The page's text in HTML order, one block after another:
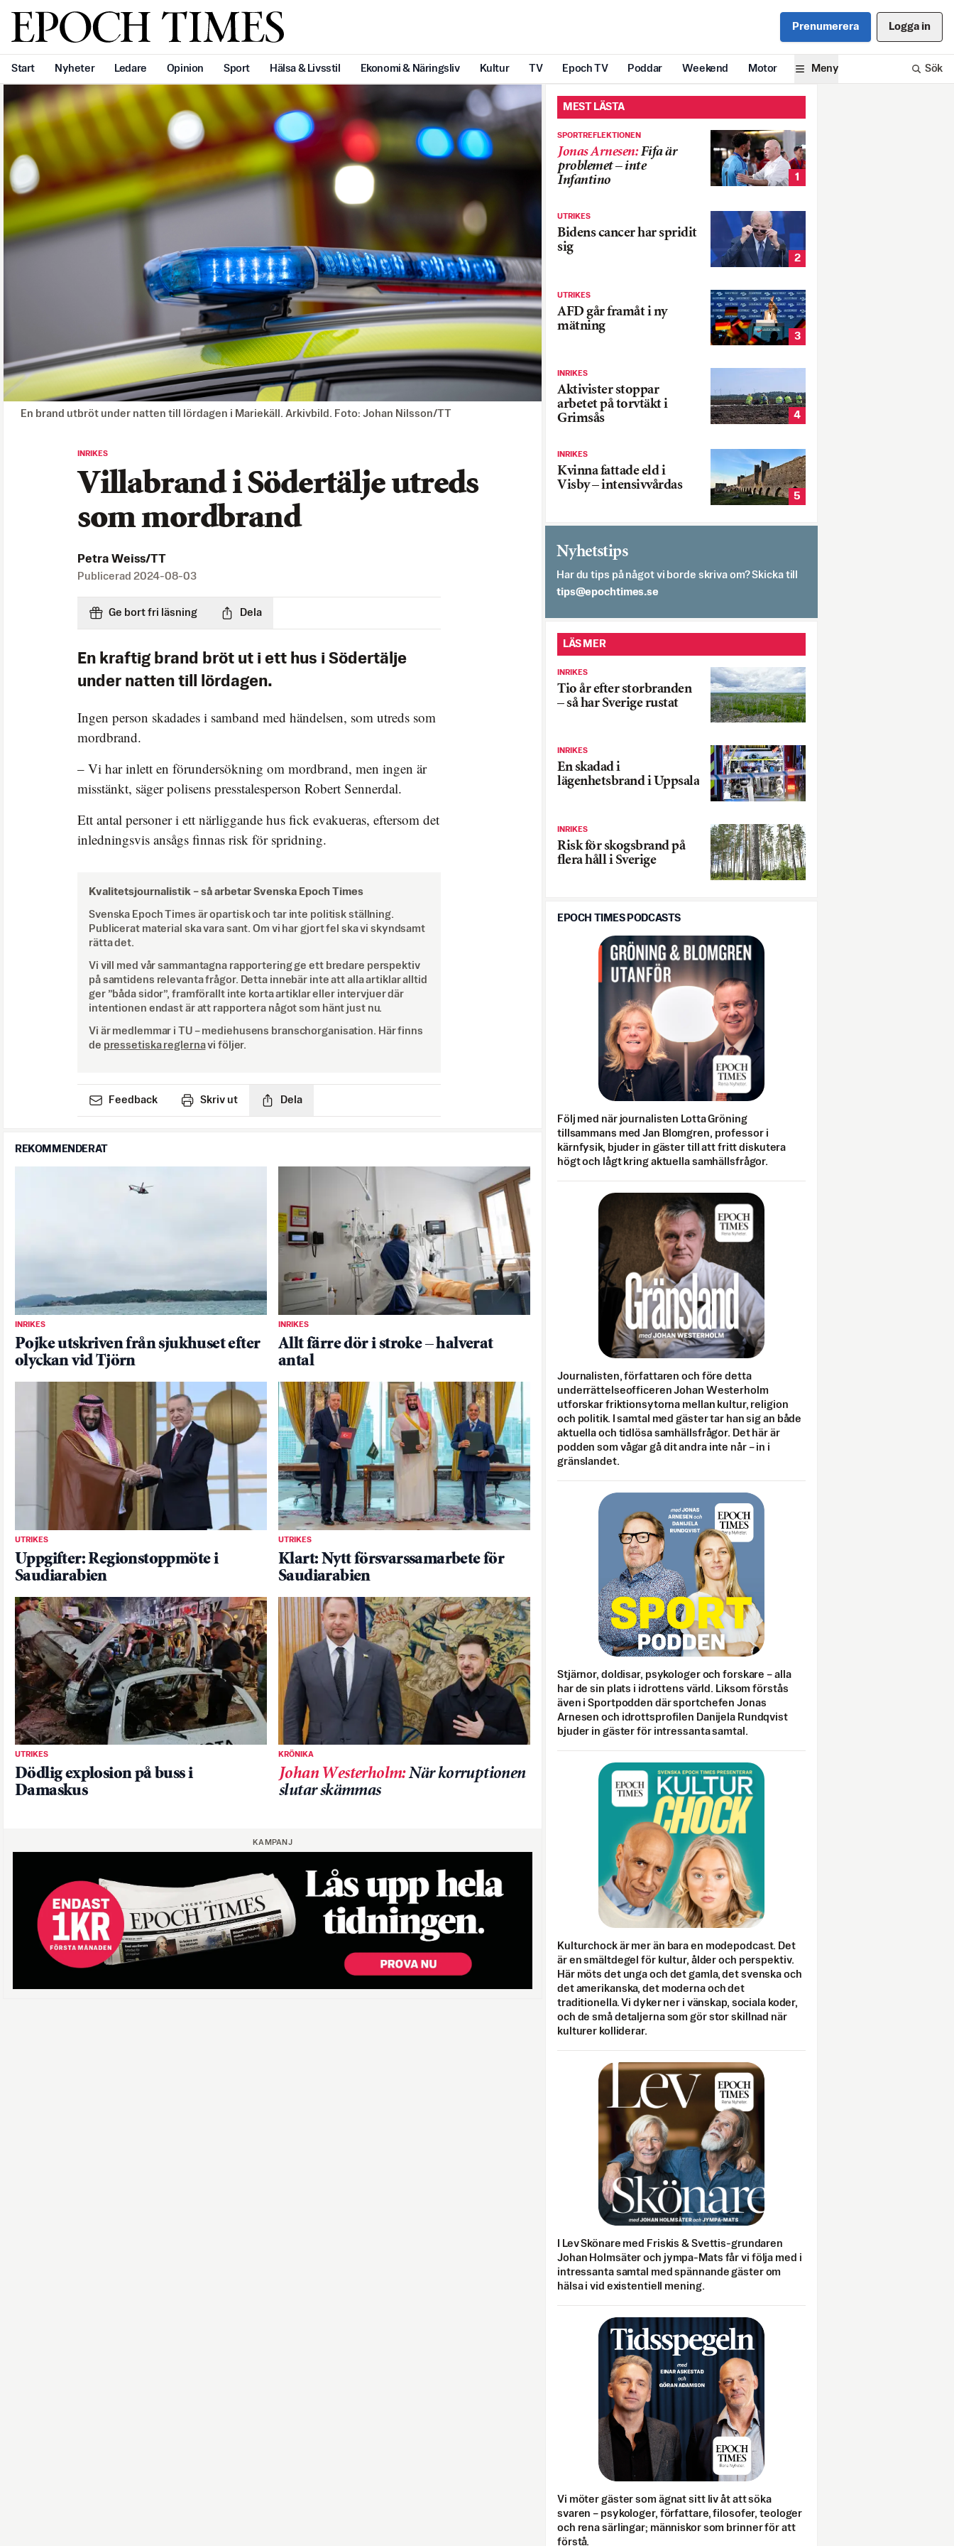
Svenska Epoch Times Prenumerera Logga in
Start Nyheter Ledare Opinion Sport Hälsa & Livsstil Ekonomi & Näringsliv Kultur TV Epoch TV Poddar Weekend Motor Meny Sök
En brand utbröt under natten till lördagen i Mariekäll. Arkivbild. Foto: Johan Nilsson/TT
INRIKES
Villabrand i Södertälje utreds
som mordbrand
Petra Weiss/TT
Publicerad 2024-08-03
Ge bort fri läsning Dela
En kraftig brand bröt ut i ett hus i Södertälje
under natten till lördagen.
Ingen person skadades i samband med händelsen, som utreds som
mordbrand.
– Vi har inlett en förundersökning om mordbrand, men ingen är
misstänkt, säger polisens presstalesperson Robert Sennerdal.
Ett antal personer i ett närliggande hus fick evakueras, eftersom det
inledningsvis ansågs finnas risk för spridning.
Kvalitetsjournalistik – så arbetar Svenska Epoch Times
Svenska Epoch Times är opartisk och tar inte politisk ställning.
Publicerat material ska vara sant. Om vi har gjort fel ska vi skyndsamt
rätta det.
Vi vill med vår sammantagna rapportering ge ett bredare perspektiv
på samtidens relevanta frågor. Detta innebär inte att alla artiklar alltid
ger ”båda sidor”, framförallt inte korta artiklar eller intervjuer där
intentionen endast är att rapportera något som hänt just nu.
Vi är medlemmar i TU – mediehusens branschorganisation. Här finns
de pressetiska reglernavi följer.
Feedback Skriv ut Dela
REKOMMENDERAT
INRIKES
Pojke utskriven från sjukhuset efter
olyckan vid Tjörn
INRIKES
Allt färre dör i stroke – halverat
antal
UTRIKES
Uppgifter: Regionstoppmöte i
Saudiarabien
UTRIKES
Klart: Nytt försvarssamarbete för
Saudiarabien
UTRIKES
Dödlig explosion på buss i
Damaskus
KRÖNIKA
Johan Westerholm:När korruptionen
slutar skämmas
KAMPANJ
MEST LÄSTA
SPORTREFLEKTIONEN
Jonas Arnesen:Fifa är
problemet – inte
Infantino
1
UTRIKES
Bidens cancer har spridit
sig
2
UTRIKES
AFD går framåt i ny
mätning
3
INRIKES
Aktivister stoppar
arbetet på torvtäkt i
Grimsås
4
INRIKES
Kvinna fattade eld i
Visby – intensivvårdas
5
Nyhetstips
Har du tips på något vi borde skriva om? Skicka till
es.semithcope@spit
LÄS MER
INRIKES
Tio år efter storbranden
– så har Sverige rustat
INRIKES
En skadad i
lägenhetsbrand i Uppsala
INRIKES
Risk för skogsbrand på
flera håll i Sverige
EPOCH TIMES PODCASTS
Följ med när journalisten Lotta Gröning
tillsammans med Jan Blomgren, professor i
kärnfysik, bjuder in gäster till att fritt diskutera
högt och lågt kring aktuella samhällsfrågor.
Journalisten, författaren och före detta
underrättelseofficeren Johan Westerholm
utforskar friktionsytorna mellan kultur, religion
och politik. I samtal med gäster tar han sig an både
aktuella och tidlösa samhällsfrågor. Det här är
podden som vågar gå dit andra inte når – in i
gränslandet.
Stjärnor, doldisar, psykologer och forskare – alla
har de sin plats i idrottens värld. Liksom förstås
även i Sportpodden där sportchefen Jonas
Arnesen och idrottsprofilen Danijela Rundqvist
bjuder in gäster för intressanta samtal.
Kulturchock är mer än bara en modepodcast. Det
är en smältdegel för kultur, ålder och perspektiv.
Här möts det unga och det gamla, det svenska och
det amerikanska, det moderna och det
traditionella. Vi dyker ner i vänskap, sociala koder,
och de små detaljerna som gör stor skillnad när
kulturer kolliderar.
I Lev Skönare med Friskis & Svettis-grundaren
Johan Holmsäter och jympa-Mats får vi följa med i
intressanta samtal med spännande gäster om
hälsa i vid existentiell mening.
Vi möter gäster som ägnat sitt liv åt att söka
svaren – psykologer, författare, filosofer, teologer
och rena särlingar; människor som brinner för att
förstå.